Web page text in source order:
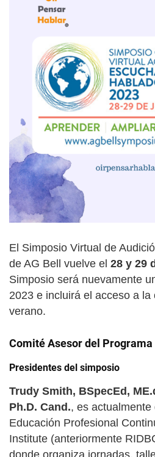
El Simposio Virtual de
de AG Bell vuelve el 28 y 29
Simposio será nuevamente
2023 e incluirá el acceso a la
verano.
Comité Asesor del Programa
Presidentes del simposio
Trudy Smith, BSpecEd,
Ph.D. Cand., es actualmente
Educación Profesional
Institute (anteriormente
donde organiza jornadas,